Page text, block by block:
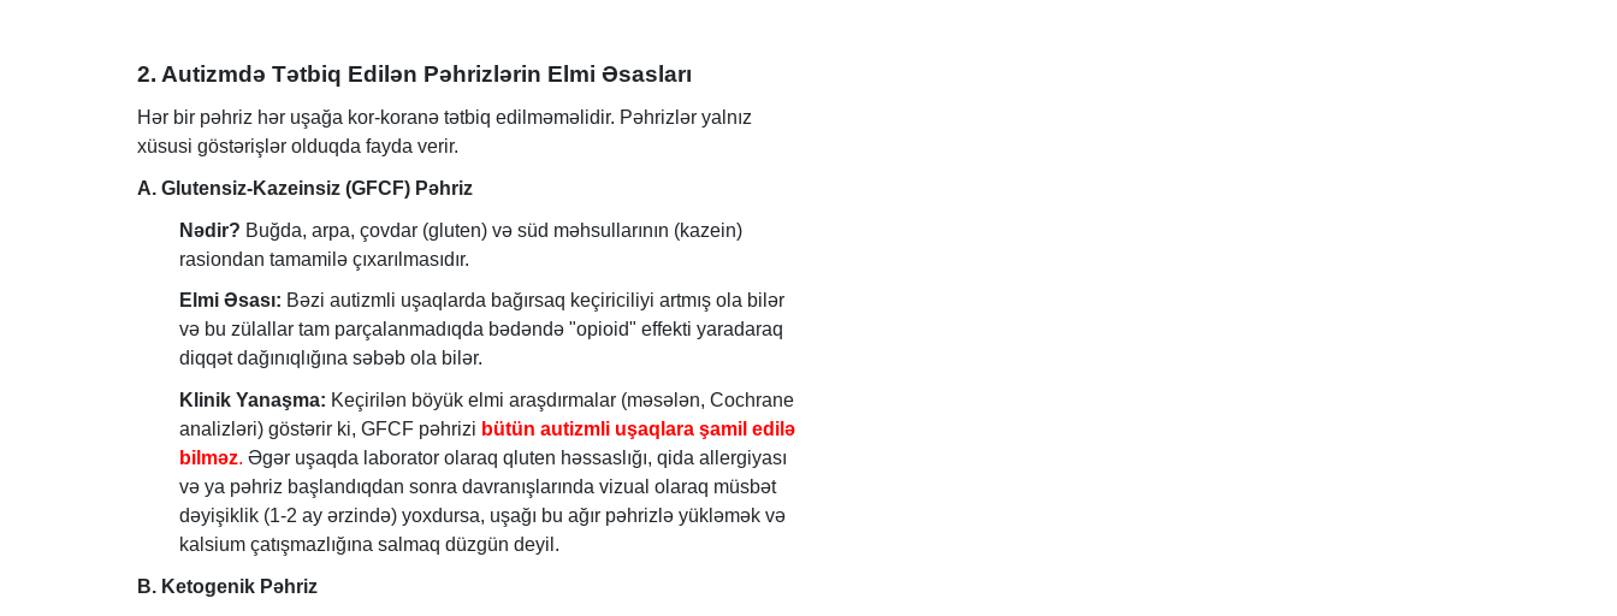
2. Autizmdə Tətbiq Edilən Pəhrizlərin Elmi Əsasları
Hər bir pəhriz hər uşağa kor-koranə tətbiq edilməməlidir. Pəhrizlər yalnız
xüsusi göstərişlər olduqda fayda verir.
A. Glutensiz-Kazeinsiz (GFCF) Pəhriz
Nədir? Buğda, arpa, çovdar (gluten) və süd məhsullarının (kazein)
rasiondan tamamilə çıxarılmasıdır.
Elmi Əsası: Bəzi autizmli uşaqlarda bağırsaq keçiriciliyi artmış ola bilər
və bu zülallar tam parçalanmadıqda bədəndə "opioid" effekti yaradaraq
diqqət dağınıqlığına səbəb ola bilər.
Klinik Yanaşma: Keçirilən böyük elmi araşdırmalar (məsələn, Cochrane
analizləri) göstərir ki, GFCF pəhrizi bütün autizmli uşaqlara şamil edilə
bilməz. Əgər uşaqda laborator olaraq qluten həssaslığı, qida allergiyası
və ya pəhriz başlandıqdan sonra davranışlarında vizual olaraq müsbət
dəyişiklik (1-2 ay ərzində) yoxdursa, uşağı bu ağır pəhrizlə yükləmək və
kalsium çatışmazlığına salmaq düzgün deyil.
B. Ketogenik Pəhriz